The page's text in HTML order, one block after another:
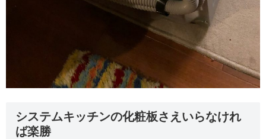
システムキッチンの化粧板さえいらなけれ
ば楽勝